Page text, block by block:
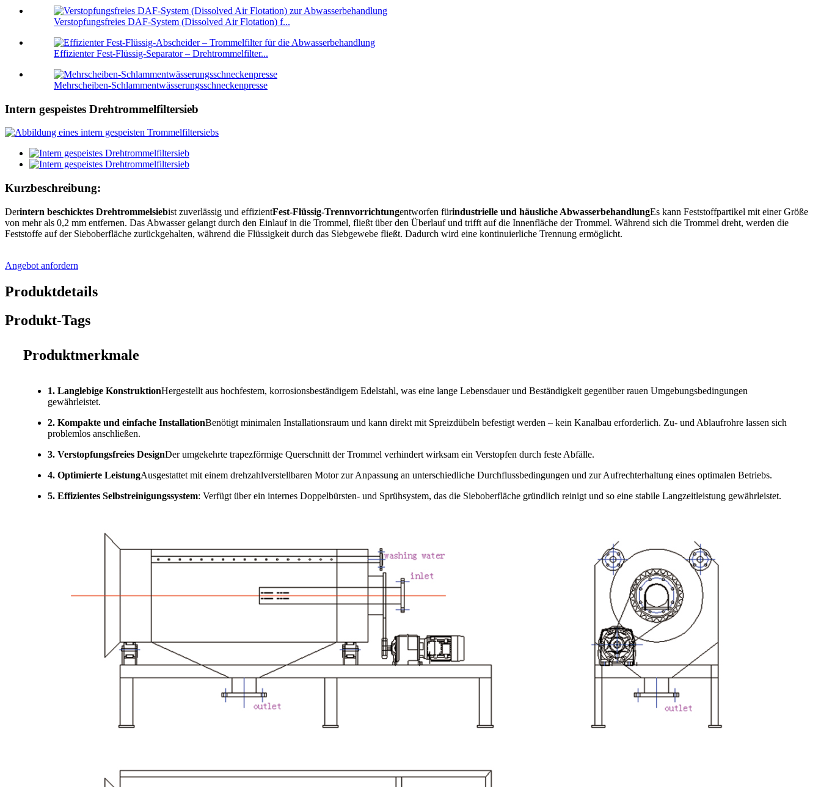
Verstopfungsfreies DAF-System (Dissolved Air Flotation) f...
Effizienter Fest-Flüssig-Separator – Drehtrommelfilter...
Mehrscheiben-Schlammentwässerungsschneckenpresse
Intern gespeistes Drehtrommelfiltersieb
Kurzbeschreibung:
Derintern beschicktes Drehtrommelsiebist zuverlässig und effizientFest-Flüssig-Trennvorrichtungentworfen fürindustrielle und häusliche AbwasserbehandlungEs kann Feststoffpartikel mit einer Größe
von mehr als 0,2 mm entfernen. Das Abwasser gelangt durch den Einlauf in die Trommel, fließt über den Überlauf und trifft auf die Innenfläche der Trommel. Während sich die Trommel dreht, werden die
Feststoffe auf der Sieboberfläche zurückgehalten, während die Flüssigkeit durch das Siebgewebe fließt. Dadurch wird eine kontinuierliche Trennung ermöglicht.
Angebot anfordern
Produktdetails
Produkt-Tags
Produktmerkmale
1. Langlebige KonstruktionHergestellt aus hochfestem, korrosionsbeständigem Edelstahl, was eine lange Lebensdauer und Beständigkeit gegenüber rauen Umgebungsbedingungen
gewährleistet.
2. Kompakte und einfache InstallationBenötigt minimalen Installationsraum und kann direkt mit Spreizdübeln befestigt werden – kein Kanalbau erforderlich. Zu- und Ablaufrohre lassen sich
problemlos anschließen.
3. Verstopfungsfreies DesignDer umgekehrte trapezförmige Querschnitt der Trommel verhindert wirksam ein Verstopfen durch feste Abfälle.
4. Optimierte LeistungAusgestattet mit einem drehzahlverstellbaren Motor zur Anpassung an unterschiedliche Durchflussbedingungen und zur Aufrechterhaltung eines optimalen Betriebs.
5. Effizientes Selbstreinigungssystem: Verfügt über ein internes Doppelbürsten- und Sprühsystem, das die Sieboberfläche gründlich reinigt und so eine stabile Langzeitleistung gewährleistet.